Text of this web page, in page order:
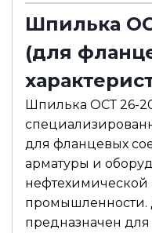
о
б
щ
е
н
и
е
Шпилька
(для
Шпилька ОСТ 26-
для фланцевых
арматуры и
нефтехимической
предназначен